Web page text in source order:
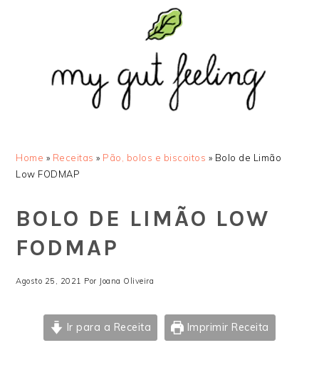
Home » Receitas » Pão, bolos e biscoitos » Bolo de Limão
Low FODMAP
BOLO DE LIMÃO LOW
FODMAP
Agosto 25, 2021 Por Joana Oliveira
Ir para a Receita Imprimir Receita